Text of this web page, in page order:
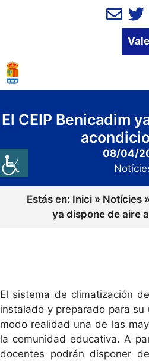
El CEIP Benicadim
08/04/
Estás en: Inici » Notícies »
ya dispone de aire
El sistema de climatización
instalado y preparado para
modo realidad una de las
la comunidad educativa. A
docentes podrán disponer